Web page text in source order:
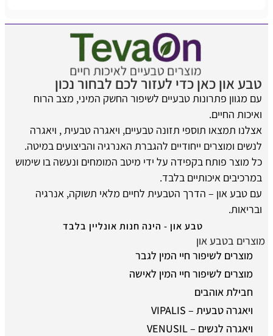
טבע און כאן כדי לעזור לכם לבחור נכון
עם מגוון פתרונות טבעיים לשיפור החשק המיני, מצב הרוח
ואיכות החיים.
אצלנו תמצאו תוספי תזונה טבעיים, ויאגרה טבעית , ויאגרה
לנשים ומוצרים ייחודיים להגברת האנרגיה והביצועים במיטה.
כל מוצר פותח בקפידה על ידי מיטב המומחים ונעשה בו שימוש
במרכיבים איכותיים בלבד.
עם טבע און – הדרך הטבעית לחיים מלאי תשוקה, אנרגיה
ובריאות.
טבע און - הינה חנות אונליין בלבד
מוצרים בטבע און
מוצרים לשיפור חיי המין לגבר
מוצרים לשיפור חיי המין לאישה
חבילת אוהבים
ויאגרה טבעית – VIPALIS
ויאגרה לנשים – VENUSIL